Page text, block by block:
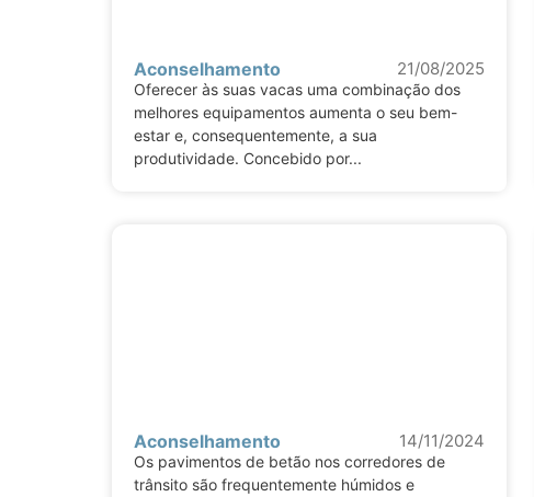
Aconselhamento 21/08/2025
Oferecer às suas vacas uma combinação dos
melhores equipamentos aumenta o seu bem-
estar e, consequentemente, a sua
produtividade. Concebido por...
Aconselhamento 14/11/2024
Os pavimentos de betão nos corredores de
trânsito são frequentemente húmidos e